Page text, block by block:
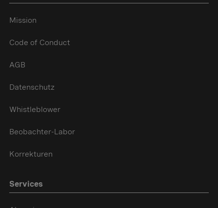
Mission
Code of Conduct
AGB
Datenschutz
Whistleblower
Beobachter-Labor
Korrekturen
Services